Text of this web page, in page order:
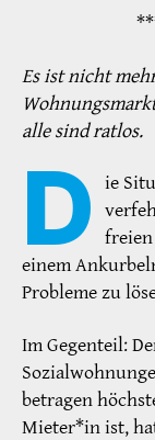
Es ist nicht
alle sind ratlos.
D ie
einem
Probleme zu
Im Gegenteil:
betragen
Mieter*in ist,